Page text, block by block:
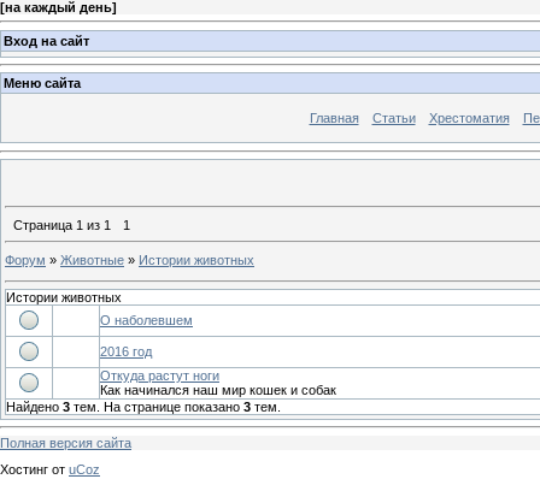
[на каждый день]
Вход на сайт
Меню сайта
Главная Статьи Хрестоматия
Страница 1 из 1 1
Форум » Животные » Истории животных
Истории животных
О наболевшем
2016 год
Откуда растут ноги
Как начинался наш мир кошек и собак
Найдено 3 тем. На странице показано 3 тем.
Полная версия сайта
Хостинг от uCoz